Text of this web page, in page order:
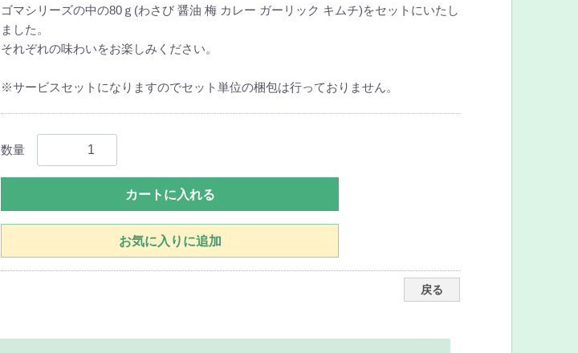
ゴマシリーズの中の80ｇ(わさび 醤油 梅 カレー ガーリック キムチ)をセットにいたし
ました。
それぞれの味わいをお楽しみください。
※サービスセットになりますのでセット単位の梱包は行っておりません。
数量
カートに入れる
お気に入りに追加
戻る